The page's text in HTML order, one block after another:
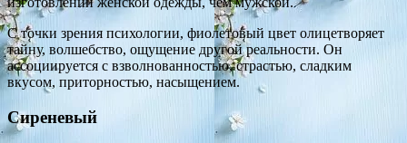
С точки зрения психологии, фиолетовый цвет олицетворяет
тайну, волшебство, ощущение другой реальности. Он
ассоциируется с взволнованностью, страстью, сладким
вкусом, приторностью, насыщением.
Сиреневый